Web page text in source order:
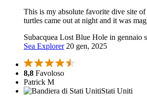
This is my absolute favorite dive site
turtles came out at night and it was
Subacquea Lost Blue Hole in gennaio
Sea Explorer 20 gen, 2025
8,8 Favoloso
Patrick M
Stati Uniti